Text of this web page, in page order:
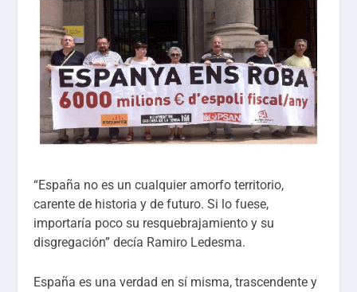
“España no es un cualquier amorfo territorio,
carente de historia y de futuro. Si lo fuese,
importaría poco su resquebrajamiento y su
disgregación” decía Ramiro Ledesma.
España es una verdad en sí misma, trascendente y